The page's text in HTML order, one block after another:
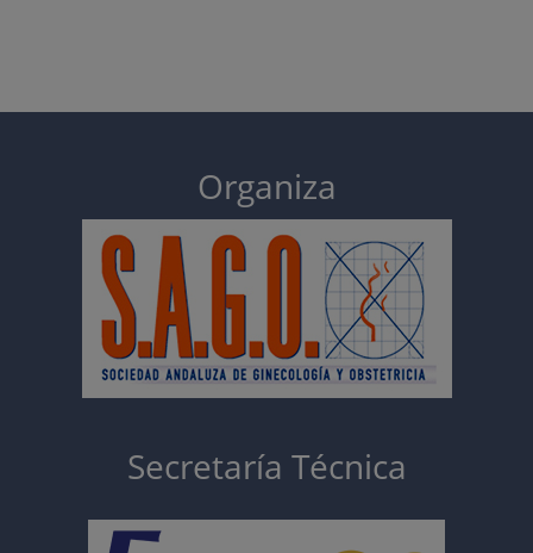
Organiza
Secretaría Técnica